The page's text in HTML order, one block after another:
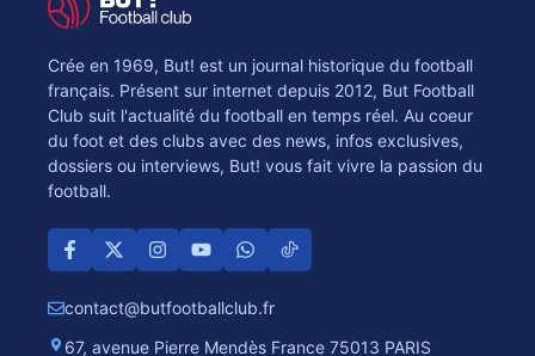
Crée en 1969, But! est un journal historique du football
français. Présent sur internet depuis 2012, But Football
Club suit l'actualité du football en temps réel. Au coeur
du foot et des clubs avec des news, infos exclusives,
dossiers ou interviews, But! vous fait vivre la passion du
football.
contact@butfootballclub.fr
67, avenue Pierre Mendès France 75013 PARIS